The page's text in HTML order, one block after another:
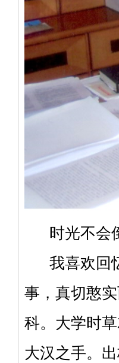
时光不会倒
我喜欢回忆
事，真切憨
科。大学时
大汉之手。